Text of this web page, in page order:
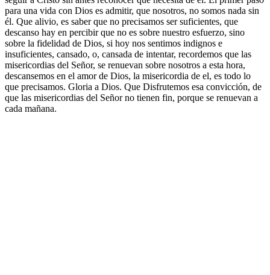
para una vida con Dios es admitir, que nosotros, no somos nada sin
él. Que alivio, es saber que no precisamos ser suficientes, que
descanso hay en percibir que no es sobre nuestro esfuerzo, sino
sobre la fidelidad de Dios, si hoy nos sentimos indignos e
insuficientes, cansado, o, cansada de intentar, recordemos que las
misericordias del Señor, se renuevan sobre nosotros a esta hora,
descansemos en el amor de Dios, la misericordia de el, es todo lo
que precisamos. Gloria a Dios. Que Disfrutemos esa convicción, de
que las misericordias del Señor no tienen fin, porque se renuevan a
cada mañana.